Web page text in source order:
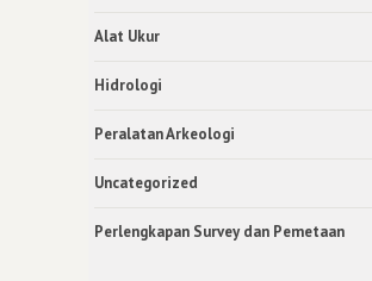
Alat Ukur
Hidrologi
Peralatan Arkeologi
Uncategorized
Perlengkapan Survey dan Pemetaan